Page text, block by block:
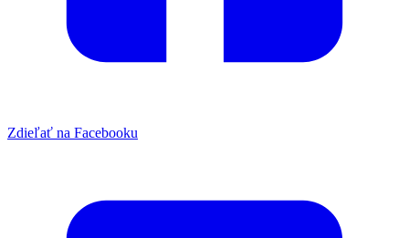
Zdieľať na Facebooku